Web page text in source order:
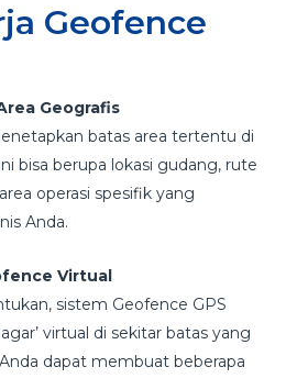
Geofence
Geografis
batas area tertentu di
bisa berupa lokasi gudang, rute
operasi spesifik yang
Anda.
Virtual
sistem Geofence GPS
virtual di sekitar batas yang
dapat membuat beberapa